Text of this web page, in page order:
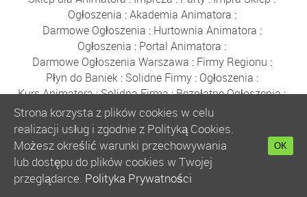
Ogłoszenia :Akademia Animatora :
Darmowe Ogłoszenia : Hurtownia Animatora :
Ogłoszenia : Portal Animatora :
Darmowe Ogłoszenia Warszawa : Firmy Regionu :
Płyn do Baniek: Solidne Firmy: Ogłoszenia :
Kurs Animatora:Solidna Firma:Bezpłatne Ogłoszenia:
Animator Czasu Wolnego:
Bezpłatne Ogłoszenia Warszawa:sklep animatora
Bańki Mydlane:Bezpłatne Ogłoszenia
Szkolenie Animatorów:Kurs Animatora
:
Kurs Animatora Warszawa :Rumia
Kurs Animatora Poznań:
Strona korzysta z plików cookies w celu
realizacji usług i zgodnie z Polityką Cookies.
Możesz określić warunki przechowywania
lub dostępu do plików cookies w Twojej
przeglądarce. Polityka Prywatności
OK